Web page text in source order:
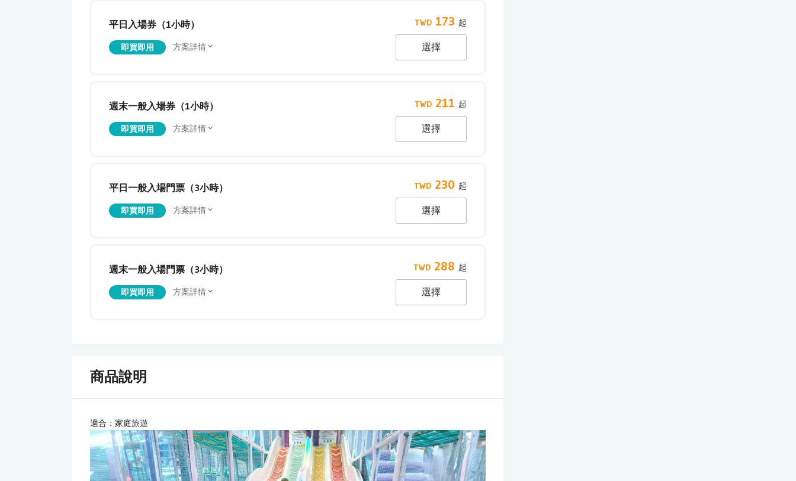
平日入場券（1小時）
即買即用 方案詳情
173
選擇
週末一般入場券（1小時）
即買即用 方案詳情
211
選擇
平日一般入場門票（3小時）
即買即用 方案詳情
230
選擇
週末一般入場門票（3小時）
即買即用 方案詳情
288
選擇
商品說明
適合：家庭旅遊